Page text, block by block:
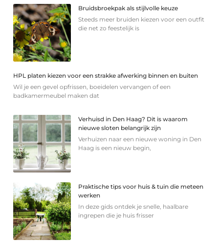
Bruidsbroekpak als stijlvolle keuze
Steeds meer bruiden kiezen voor een outfit
die net zo feestelijk is
HPL platen kiezen voor een strakke afwerking binnen en buiten
Wil je een gevel opfrissen, boeidelen vervangen of een
badkamermeubel maken dat
Verhuisd in Den Haag? Dit is waarom
nieuwe sloten belangrijk zijn
Verhuizen naar een nieuwe woning in Den
Haag is een nieuw begin,
Praktische tips voor huis & tuin die meteen
werken
In deze gids ontdek je snelle, haalbare
ingrepen die je huis frisser